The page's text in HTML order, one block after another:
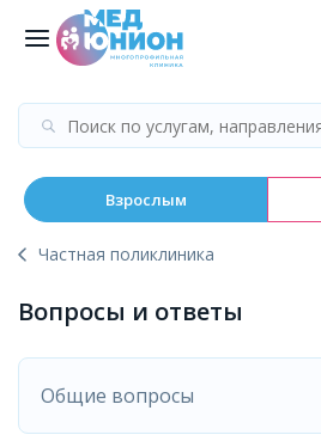
Взрослым
Частная поликлиника
Вопросы и ответы
Общие вопросы